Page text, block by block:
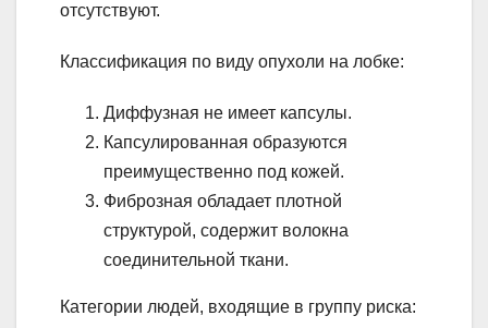
отсутствуют.
Классификация по виду опухоли на лобке:
Диффузная не имеет капсулы.
Капсулированная образуются
преимущественно под кожей.
Фиброзная обладает плотной
структурой, содержит волокна
соединительной ткани.
Категории людей, входящие в группу риска: